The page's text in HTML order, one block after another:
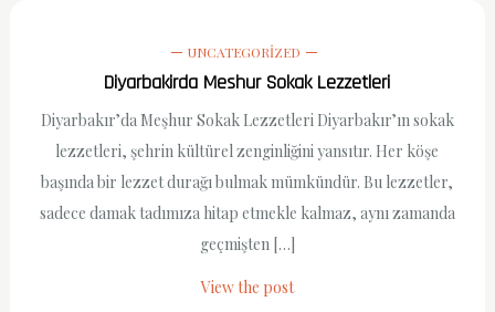
UNCATEGORIZED
Diyarbakirda Meshur Sokak Lezzetleri
Diyarbakır’da Meşhur Sokak Lezzetleri Diyarbakır’ın sokak
lezzetleri, şehrin kültürel zenginliğini yansıtır. Her köşe
başında bir lezzet durağı bulmak mümkündür. Bu lezzetler,
sadece damak tadımıza hitap etmekle kalmaz, aynı zamanda
geçmişten […]
View the post